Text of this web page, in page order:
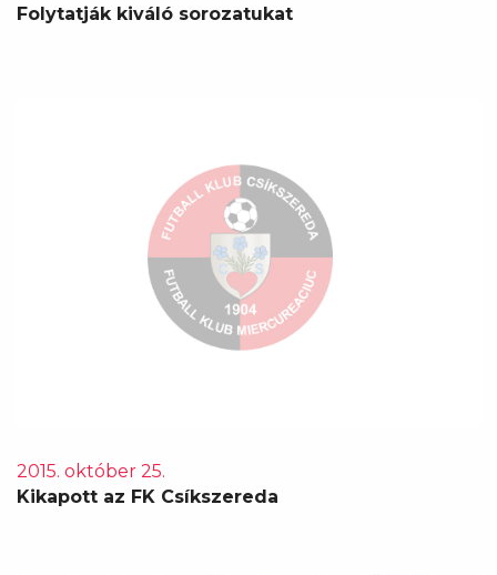
Folytatják kiváló sorozatukat
2015. október 25.
Kikapott az FK Csíkszereda